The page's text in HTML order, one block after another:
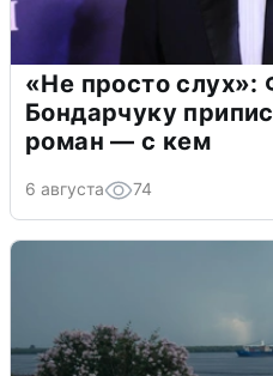
«Не просто слух»:
Бондарчуку
роман — с кем
6 августа 74